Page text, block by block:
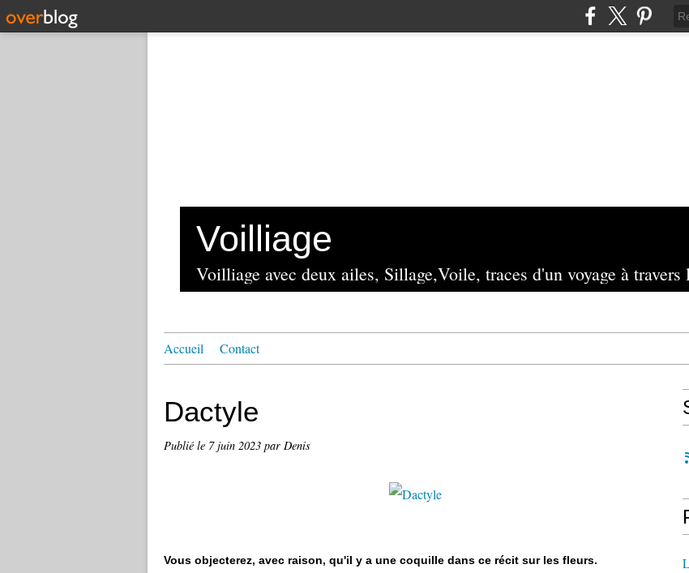
Voilliage
Voilliage avec deux ailes, Sillage,Voile, traces d'un voyage à travers
Accueil Contact
Dactyle
Publié le 7 juin 2023 par Denis
Vous objecterez, avec raison, qu'il y a une coquille dans ce récit sur les fleurs.